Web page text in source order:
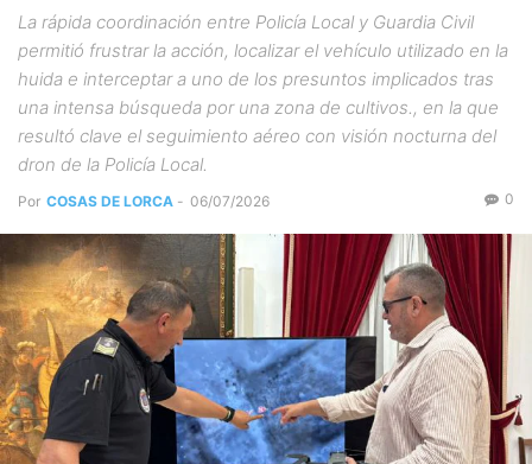
La rápida coordinación entre Policía Local y Guardia Civil
permitió frustrar la acción, localizar el vehículo utilizado en la
huida e interceptar a uno de los presuntos implicados tras
una intensa búsqueda por una zona de cultivos., en la que
resultó clave el seguimiento aéreo con visión nocturna del
dron de la Policía Local.
Por COSAS DE LORCA - 06/07/2026 0